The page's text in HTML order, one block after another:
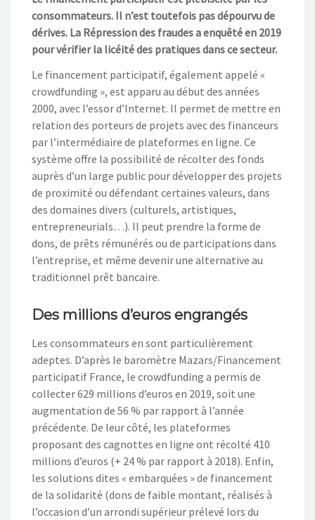
consommateurs. Il n’est toutefois pas dépourvu de
dérives. La Répression des fraudes a enquêté en 2019
pour vérifier la licéité des pratiques dans ce secteur.
Le financement participatif, également appelé «
crowdfunding », est apparu au début des années
2000, avec l’essor d’Internet. Il permet de mettre en
relation des porteurs de projets avec des financeurs
par l’intermédiaire de plateformes en ligne. Ce
système offre la possibilité de récolter des fonds
auprès d’un large public pour développer des projets
de proximité ou défendant certaines valeurs, dans
des domaines divers (culturels, artistiques,
entrepreneurials…). Il peut prendre la forme de
dons, de prêts rémunérés ou de participations dans
l’entreprise, et même devenir une alternative au
traditionnel prêt bancaire.
Des millions d’euros engrangés
Les consommateurs en sont particulièrement
adeptes. D’après le baromètre Mazars/Financement
participatif France, le crowdfunding a permis de
collecter 629 millions d’euros en 2019, soit une
augmentation de 56 % par rapport à l’année
précédente. De leur côté, les plateformes
proposant des cagnottes en ligne ont récolté 410
millions d’euros (+ 24 % par rapport à 2018). Enfin,
les solutions dites « embarquées » de financement
de la solidarité (dons de faible montant, réalisés à
l’occasion d’un arrondi supérieur prélevé lors du